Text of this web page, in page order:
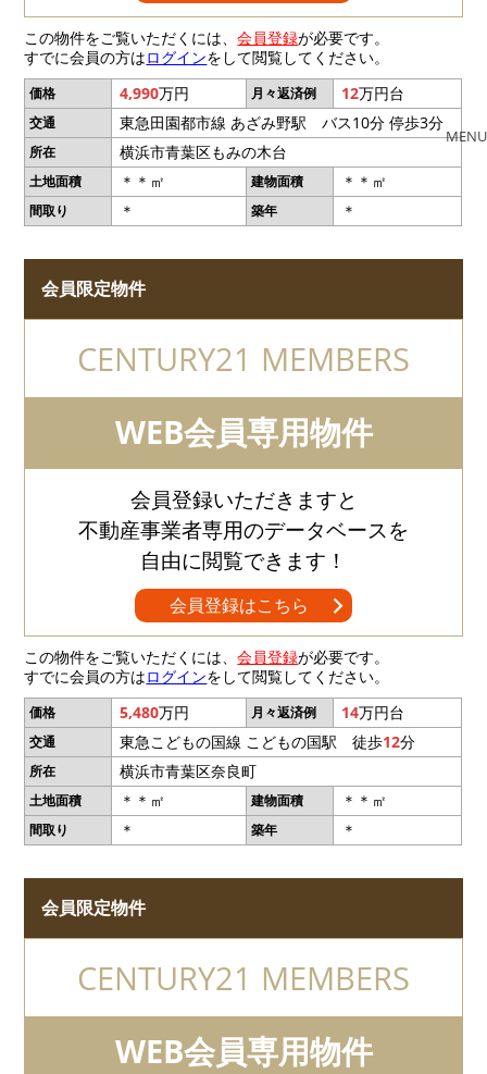
MENU
この物件をご覧いただくには、会員登録が必要です。
すでに会員の方はログインをして閲覧してください。
価格 4,990万円 月々返済例 12万円台
交通 東急田園都市線 あざみ野駅 バス10分 停歩3分
所在 横浜市青葉区もみの木台
土地面積 ＊＊㎡ 建物面積 ＊＊㎡
間取り ＊ 築年 ＊
会員限定物件
CENTURY21 MEMBERS
WEB会員専用物件
会員登録いただきますと
不動産事業者専用のデータベースを
自由に閲覧できます！
会員登録はこちら
この物件をご覧いただくには、会員登録が必要です。
すでに会員の方はログインをして閲覧してください。
価格 5,480万円 月々返済例 14万円台
交通 東急こどもの国線 こどもの国駅 徒歩12分
所在 横浜市青葉区奈良町
土地面積 ＊＊㎡ 建物面積 ＊＊㎡
間取り ＊ 築年 ＊
会員限定物件
CENTURY21 MEMBERS
WEB会員専用物件